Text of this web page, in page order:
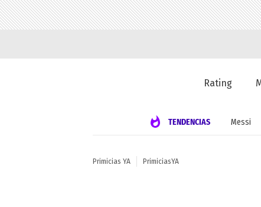
Rating
TENDENCIAS Messi
Primicias YA PrimiciasYA